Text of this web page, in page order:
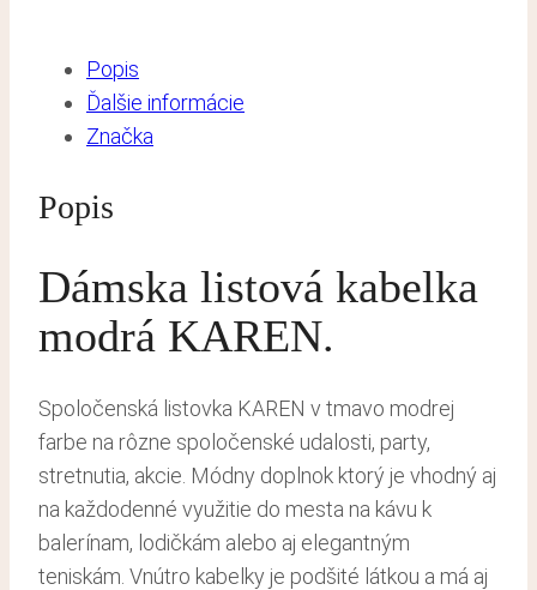
Popis
Ďalšie informácie
Značka
Popis
Dámska listová kabelka
modrá KAREN.
Spoločenská listovka KAREN v tmavo modrej
farbe na rôzne spoločenské udalosti, party,
stretnutia, akcie. Módny doplnok ktorý je vhodný aj
na každodenné využitie do mesta na kávu k
balerínam, lodičkám alebo aj elegantným
teniskám. Vnútro kabelky je podšité látkou a má aj